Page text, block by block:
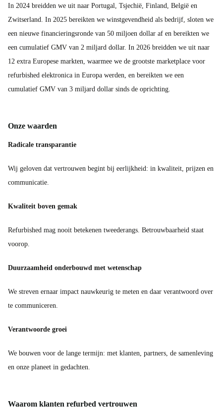
In 2024 breidden we uit naar Portugal, Tsjechië, Finland, België en
Zwitserland. In 2025 bereikten we winstgevendheid als bedrijf, sloten we
een nieuwe financieringsronde van 50 miljoen dollar af en bereikten we
een cumulatief GMV van 2 miljard dollar. In 2026 breidden we uit naar
12 extra Europese markten, waarmee we de grootste marketplace voor
refurbished elektronica in Europa werden, en bereikten we een
cumulatief GMV van 3 miljard dollar sinds de oprichting.
Onze waarden
Radicale transparantie
Wij geloven dat vertrouwen begint bij eerlijkheid: in kwaliteit, prijzen en
communicatie.
Kwaliteit boven gemak
Refurbished mag nooit betekenen tweederangs. Betrouwbaarheid staat
voorop.
Duurzaamheid onderbouwd met wetenschap
We streven ernaar impact nauwkeurig te meten en daar verantwoord over
te communiceren.
Verantwoorde groei
We bouwen voor de lange termijn: met klanten, partners, de samenleving
en onze planeet in gedachten.
Waarom klanten refurbed vertrouwen